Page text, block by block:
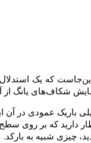
که یک
عمودی در آن
دارید که بر روی
چیزی شبیه به بارکد.